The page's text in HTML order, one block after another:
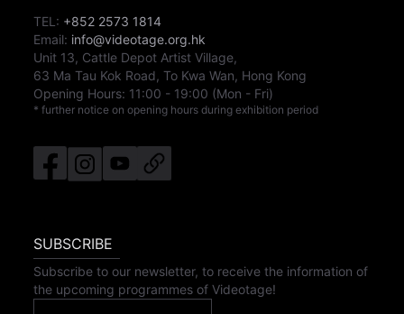
TEL: +852 2573 1814
Email: info@videotage.org.hk
Unit 13, Cattle Depot Artist Village,
63 Ma Tau Kok Road, To Kwa Wan, Hong Kong
Opening Hours: 11:00 - 19:00 (Mon - Fri)
* further notice on opening hours during exhibition period
SUBSCRIBE
Subscribe to our newsletter, to receive the information of
the upcoming programmes of Videotage!